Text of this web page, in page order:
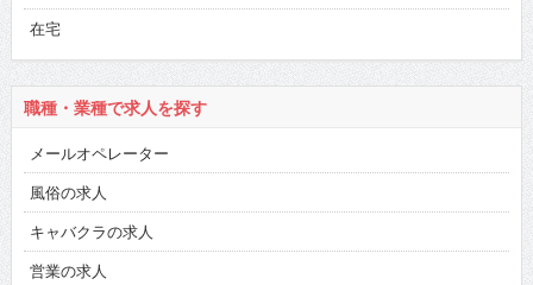
在宅
職種・業種で求人を探す
メールオペレーター
風俗の求人
キャバクラの求人
営業の求人